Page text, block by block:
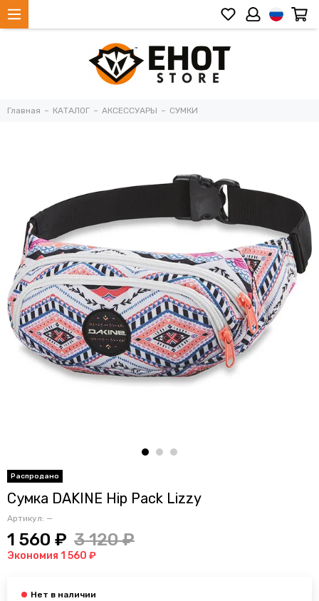
Главная КАТАЛОГ АКСЕССУАРЫ СУМКИ
Сумка DAKINE Hip Pack Lizzy
Артикул: —
1 560 ₽ 3 120 ₽
Экономия 1 560 ₽